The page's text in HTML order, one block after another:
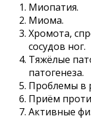
Миопатия.
Миома.
Хромота,
сосудов ног.
Тяжёлые
патогенеза.
Проблемы в
Приём
Активные